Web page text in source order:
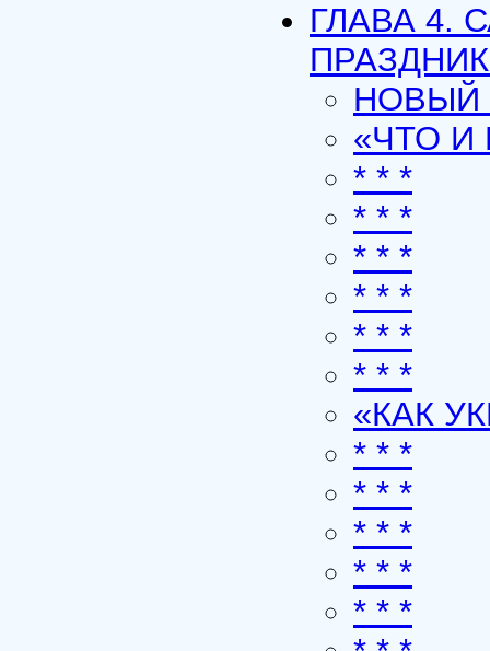
ГЛАВА 4.
НОВЫЙ
«ЧТО И
* * *
* * *
* * *
* * *
* * *
* * *
«КАК
* * *
* * *
* * *
* * *
* * *